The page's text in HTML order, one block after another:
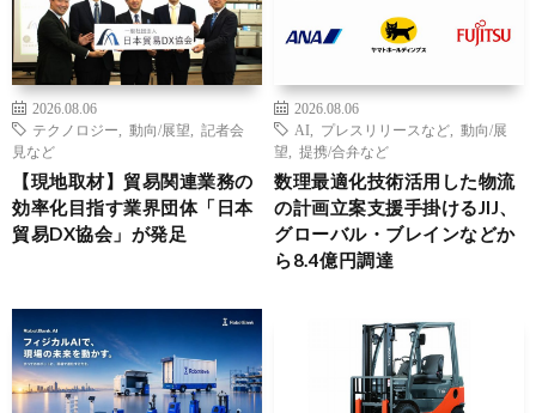
2026.08.06
テクノロジー
動向/展望
記者会
見など
【現地取材】貿易関連業務の
効率化目指す業界団体「日本
貿易DX協会」が発足
2026.08.06
AI
プレスリリースなど
動向/展
望
提携/合弁など
数理最適化技術活用した物流
の計画立案支援手掛けるJIJ、
グローバル・ブレインなどか
ら8.4億円調達